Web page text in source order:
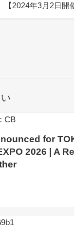
【2024年3月2日開
for
2026 | A